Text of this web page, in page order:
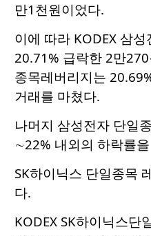
만1천원이었다.
이에 따라 KODEX 삼
20.71% 급락한 2만
종목레버리지는
거래를 마쳤다.
나머지 삼성전자 단일
∼22% 내외의 하락률
SK하이닉스 단일종목
다.
KODEX SK하이닉스단